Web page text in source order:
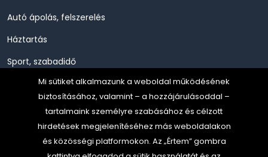
Autó ápolás, felszerelés
Háztartás
Sport, szabadidő
Szépség, Egészség, Higénia
Szerszám, Barkácsolás
Telefon, Okos eszköz, GPS
Mi sütiket alkalmazunk a weboldal működésének
biztosításához, valamint – a hozzájárulásoddal –
tartalmaink személyre szabásához és célzott
hirdetések megjelenítéséhez más weboldalakon
és közösségi platformokon. Az „Értem” gombra